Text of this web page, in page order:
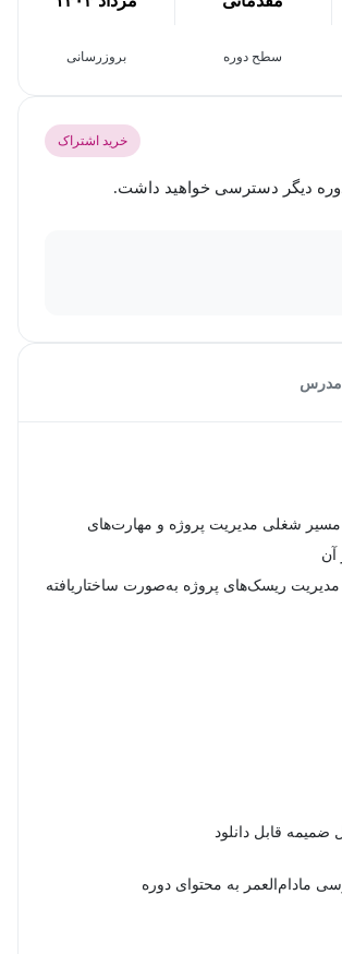
سطح دوره بروزرسانی
خرید اشتراک
مدرس
شغلی مدیریت پروژه و مهارت‌های
آن
مدیریت ریسک‌های پروژه به‌صورت ساختاریافته
مادام‌العمر به محتوای دوره